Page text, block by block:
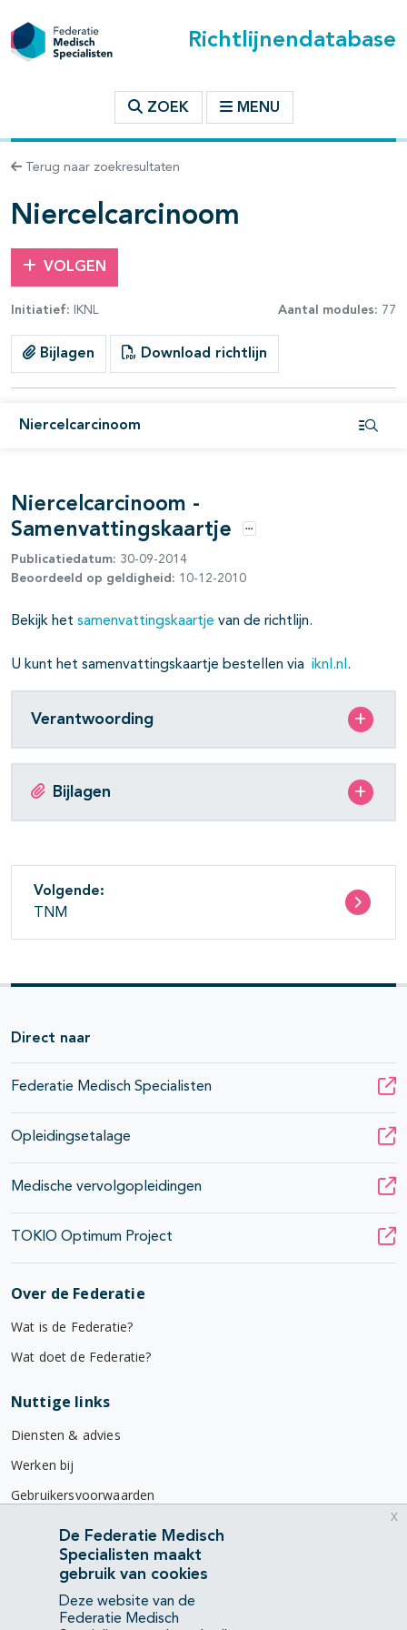
Richtlijnendatabase
ZOEK MENU
Terug naar zoekresultaten
Niercelcarcinoom
VOLGEN
Initiatief: IKNL Aantal modules: 77
Bijlagen Download richtlijn
Niercelcarcinoom
binnen deze richtlijn
open- en dichtklappen
open- en dichtklappen
open- en dichtklappen
open- en dichtklappen
open- en dichtklappen
open- en dichtklappen
open- en dichtklappen
Niercelcarcinoom -
Samenvattingskaartje
Opties
Publicatiedatum: 30-09-2014
Beoordeeld op geldigheid: 10-12-2010
Bekijk het samenvattingskaartje van de richtlijn.
U kunt het samenvattingskaartje bestellen via iknl.nl .
Verantwoording
Bijlagen
Volgende:
TNM
Direct naar
Federatie Medisch Specialisten
Opleidingsetalage
Medische vervolgopleidingen
TOKIO Optimum Project
Over de Federatie
Wat is de Federatie?
Wat doet de Federatie?
Nuttige links
Diensten & advies
Werken bij
Gebruikersvoorwaarden
Privacyverklaring
Contact
Mercatorlaan 1200
3528 BL Utrecht
De Federatie Medisch
Specialisten maakt
gebruik van cookies
Deze website van de
Federatie Medisch
x